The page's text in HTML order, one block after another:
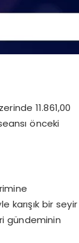
11.861,00
önceki
karışık bir seyir
gündeminin